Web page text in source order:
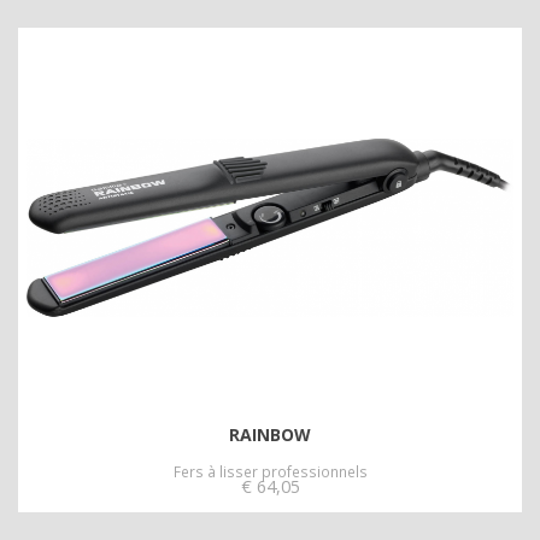
RAINBOW
Fers à lisser professionnels
€ 64,05